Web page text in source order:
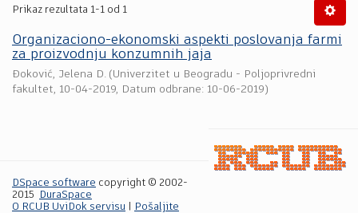
Prikaz rezultata 1-1 od 1
Organizaciono-ekonomski aspekti poslovanja farmi
za proizvodnju konzumnih jaja
Đoković, Jelena D. (Univerzitet u Beogradu - Poljoprivredni
fakultet, 10-04-2019, Datum odbrane: 10-06-2019)
DSpace software copyright © 2002-
2015
DuraSpace
O RCUB UviDok servisu
Pošaljite